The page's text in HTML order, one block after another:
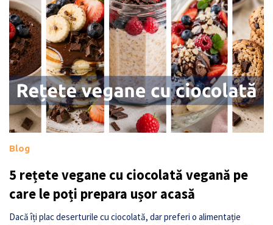
Blog
5 rețete vegane cu ciocolată vegană pe
care le poți prepara ușor acasă
Dacă îți plac deserturile cu ciocolată, dar preferi o alimentație